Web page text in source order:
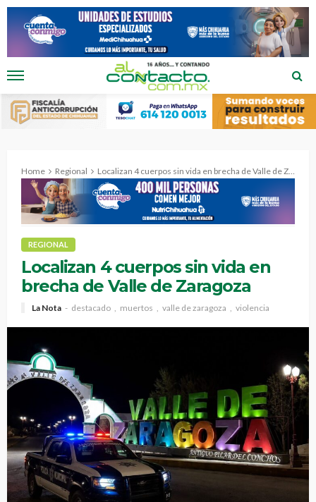
Home Regional Localizan 4 cuerpos sin vida en brecha de Valle de Zaragoza
REGIONAL
Localizan 4 cuerpos sin vida en
brecha de Valle de Zaragoza
La Nota destacado muertos valle de zaragoza violencia